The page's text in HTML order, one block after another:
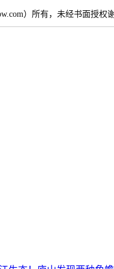
）所有，未经书面授权